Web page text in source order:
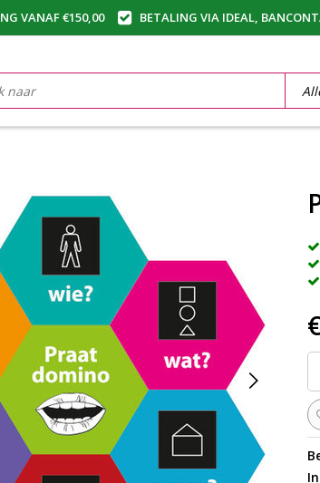
VANAF €150,00 BETALING VIA IDEAL,